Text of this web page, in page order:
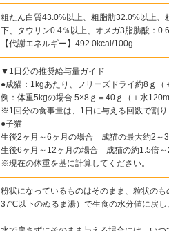
粗たん白質43.0%以上、粗脂肪32.0%以上
下、タウリン0.4％以上、オメガ3脂肪酸：
【代謝エネルギー】492.0kcal/100g
▼1日分の推奨給与量ガイド
●成猫：1kgあたり、フリーズドライ約8ｇ（
例：体重5kgの場合 5×8ｇ＝40ｇ（＋水120ml
※1回分の食事量は、1日に与える回数で割り
●子猫
生後2ヶ月～6ヶ月の場合 成猫の最大約2～
生後6ヶ月～12ヶ月の場合 成猫の約1.5倍～
※現在の体重を基に計算してください。
粉状になっているものはそのまま、粒状の
37℃以下のぬるま湯）で生食の水分値に戻し